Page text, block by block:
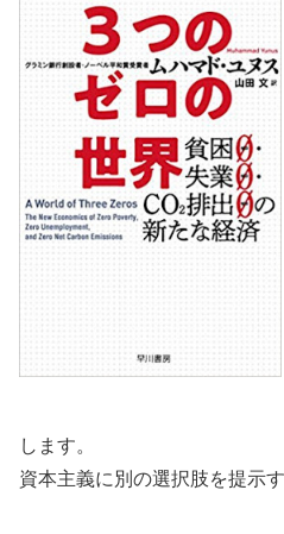
します。
資本主義に別の選択肢を提示す